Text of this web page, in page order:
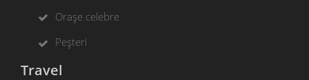
Orașe celebre
Peșteri
Travel